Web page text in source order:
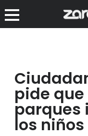
pide
parques
los